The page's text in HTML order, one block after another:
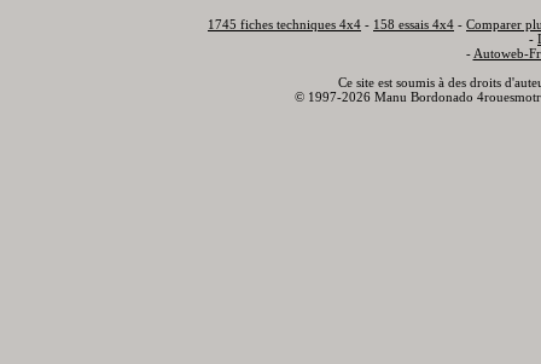
1745 fiches techniques 4x4 - 158 essais 4x4 - Comparer
-
- Autoweb-
Ce site est soumis à des droits
© 1997-2026 Manu Bordonado